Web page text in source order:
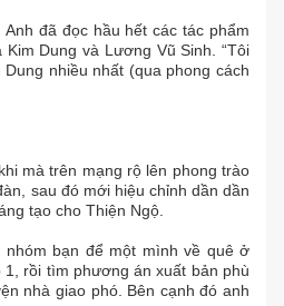
đã đọc hầu hết các tác phẩm
Dung và Lương Vũ Sinh. “Tôi
nhiều nhất (qua phong cách
mà trên mạng rộ lên phong trào
sau đó mới hiệu chỉnh dần dần
tạo cho Thiện Ngộ.
nhóm bạn để một mình về quê ở
rồi tìm phương án xuất bản phù
nhà giao phó. Bên cạnh đó anh